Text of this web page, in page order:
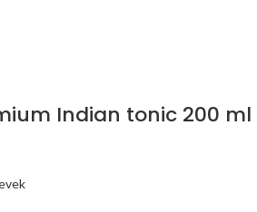
Indian tonic 200 ml